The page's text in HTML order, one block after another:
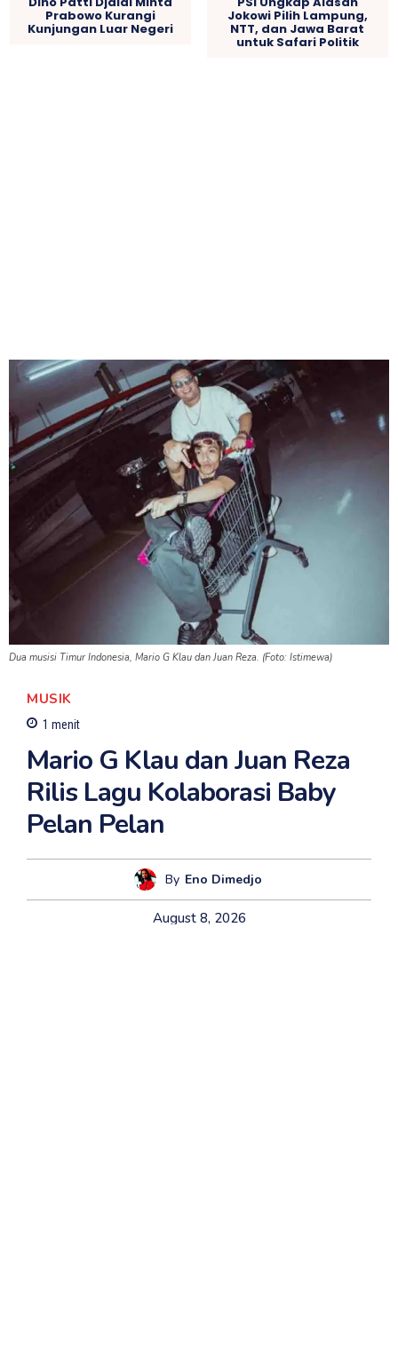
Prabowo Kurangi
Kunjungan Luar Negeri
Jokowi Pilih Lampung,
NTT, dan Jawa Barat
untuk Safari Politik